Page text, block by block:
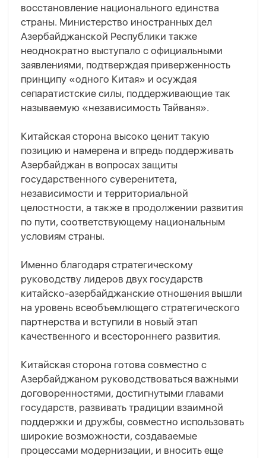
восстановление национального единства
страны. Министерство иностранных дел
Азербайджанской Республики также
неоднократно выступало с официальными
заявлениями, подтверждая приверженность
принципу «одного Китая» и осуждая
сепаратистские силы, поддерживающие так
называемую «независимость Тайваня».
Китайская сторона высоко ценит такую
позицию и намерена и впредь поддерживать
Азербайджан в вопросах защиты
государственного суверенитета,
независимости и территориальной
целостности, а также в продолжении развития
по пути, соответствующему национальным
условиям страны.
Именно благодаря стратегическому
руководству лидеров двух государств
китайско-азербайджанские отношения вышли
на уровень всеобъемлющего стратегического
партнерства и вступили в новый этап
качественного и всестороннего развития.
Китайская сторона готова совместно с
Азербайджаном руководствоваться важными
договоренностями, достигнутыми главами
государств, развивать традиции взаимной
поддержки и дружбы, совместно использовать
широкие возможности, создаваемые
процессами модернизации, и вносить еще